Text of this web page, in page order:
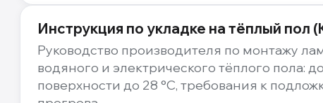
Инструкция по укладке на тёплый пол
Руководство производителя по монтажу
водяного и электрического тёплого пола:
поверхности до 28 °C, требования к